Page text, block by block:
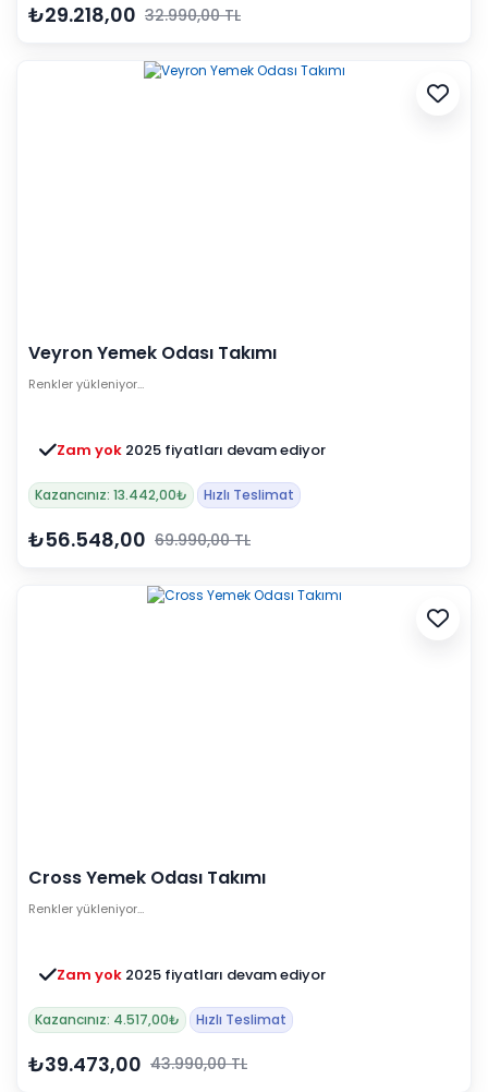
₺29.218,00 32.990,00 TL
Veyron Yemek Odası Takımı
Renkler yükleniyor…
Zam yok 2025 fiyatları devam ediyor
Kazancınız: 13.442,00₺ Hızlı Teslimat
₺56.548,00 69.990,00 TL
Cross Yemek Odası Takımı
Renkler yükleniyor…
Zam yok 2025 fiyatları devam ediyor
Kazancınız: 4.517,00₺ Hızlı Teslimat
₺39.473,00 43.990,00 TL